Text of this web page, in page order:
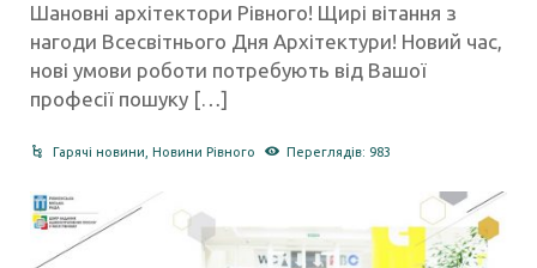
Шановні архітектори Рівного! Щирі вітання з
нагоди Всесвітнього Дня Архітектури! Новий час,
нові умови роботи потребують від Вашої
професії пошуку […]
Гарячі новини Новини Рівного Переглядів: 983